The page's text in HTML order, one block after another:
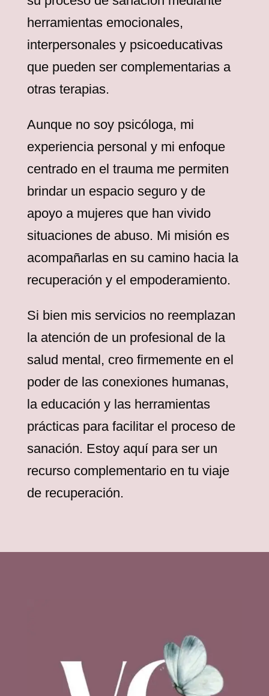
herramientas emocionales,
interpersonales y psicoeducativas
que pueden ser complementarias a
otras terapias.
Aunque no soy psicóloga, mi
experiencia personal y mi enfoque
centrado en el trauma me permiten
brindar un espacio seguro y de
apoyo a mujeres que han vivido
situaciones de abuso. Mi misión es
acompañarlas en su camino hacia la
recuperación y el empoderamiento.
Si bien mis servicios no reemplazan
la atención de un profesional de la
salud mental, creo firmemente en el
poder de las conexiones humanas,
la educación y las herramientas
prácticas para facilitar el proceso de
sanación. Estoy aquí para ser un
recurso complementario en tu viaje
de recuperación.